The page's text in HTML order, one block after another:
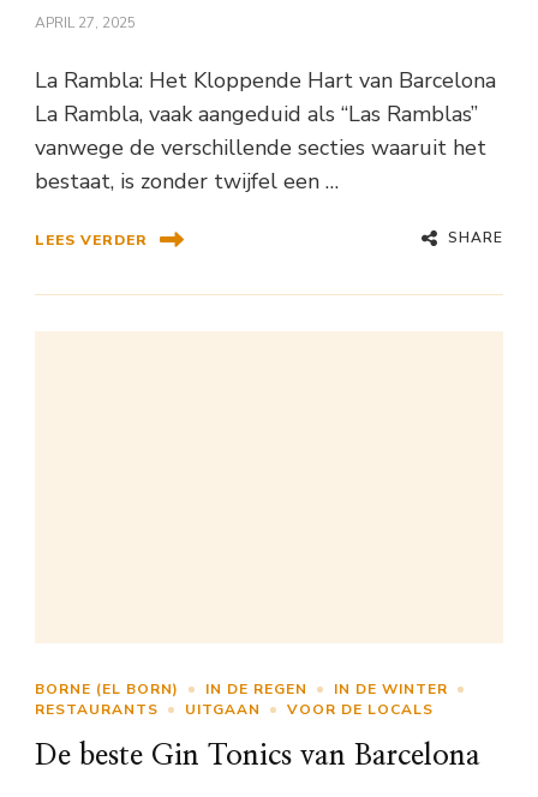
APRIL 27, 2025
La Rambla: Het Kloppende Hart van Barcelona
La Rambla, vaak aangeduid als “Las Ramblas”
vanwege de verschillende secties waaruit het
bestaat, is zonder twijfel een …
LEES VERDER SHARE
BORNE (EL BORN) IN DE REGEN
IN DE WINTER
RESTAURANTS
UITGAAN VOOR DE LOCALS
De beste Gin Tonics van Barcelona